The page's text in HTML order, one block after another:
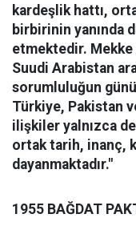
kardeşlik hattı,
birbirinin yanında
etmektedir. Mekke
Suudi Arabistan
sorumluluğun
Türkiye, Pakistan
ilişkiler yalnızca
ortak tarih, inanç,
dayanmaktadır."
1955 BAĞDAT